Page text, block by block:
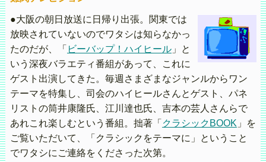
●大阪の朝日放送に日帰り出張。関東では
放映されていないのでワタシは知らなかっ
たのだが、「 ビーバップ！ハイヒール」と
いう深夜バラエティ番組があって、これに
ゲスト出演してきた。毎週さまざまなジャンルからワン
テーマを特集し、司会のハイヒールさんとゲスト、パネ
リストの筒井康隆氏、江川達也氏、吉本の芸人さんらで
あれこれ楽しむという番組。拙著「 クラシックBOOK 」を
ご覧いただいて、「クラシックをテーマに」ということ
でワタシにご連絡をくださった次第。